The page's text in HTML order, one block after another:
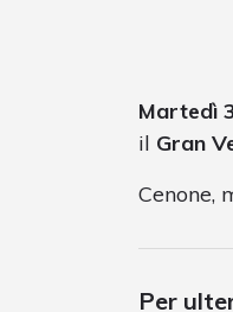
Martedì
il Gran
Cenone,
Per